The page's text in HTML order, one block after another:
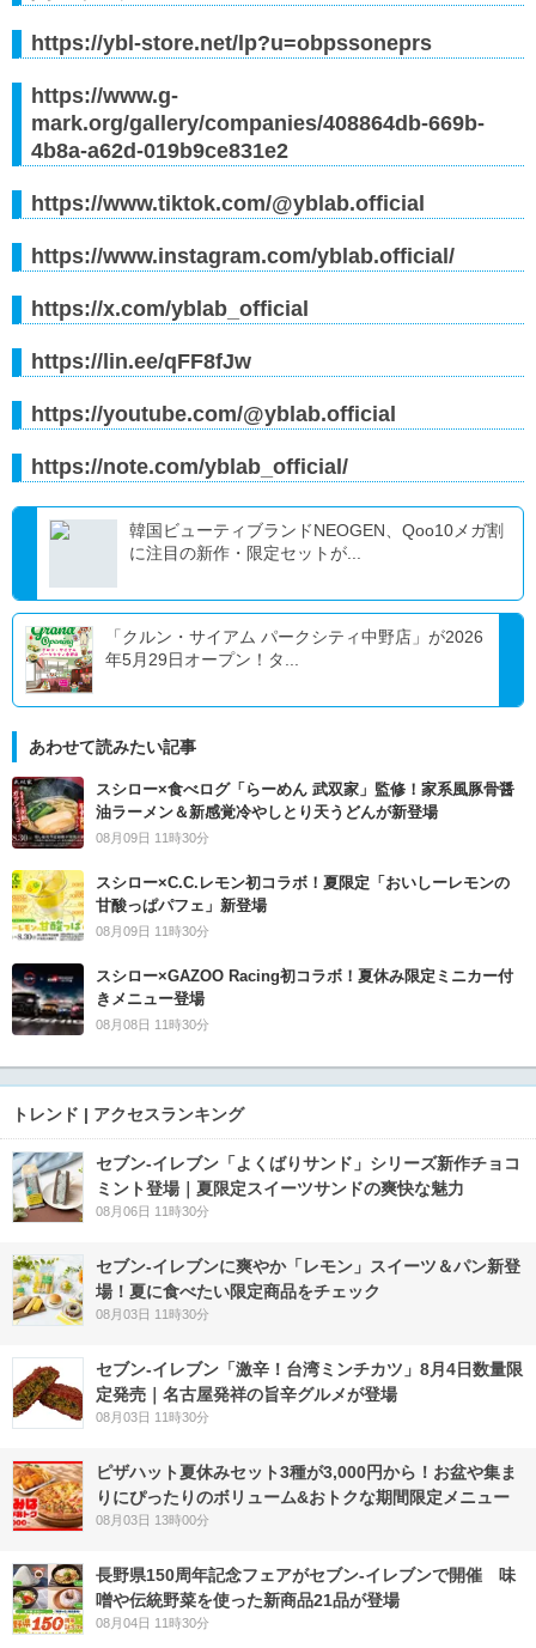
https://ybl-store.net/lp?u=obpssoneprs
https://www.g-
mark.org/gallery/companies/408864db-669b-
4b8a-a62d-019b9ce831e2
https://www.tiktok.com/@yblab.official
https://www.instagram.com/yblab.official/
https://x.com/yblab_official
https://lin.ee/qFF8fJw
https://youtube.com/@yblab.official
https://note.com/yblab_official/
韓国ビューティブランドNEOGEN、Qoo10メガ割
に注目の新作・限定セットが...
「クルン・サイアム パークシティ中野店」が2026
年5月29日オープン！タ...
あわせて読みたい記事
スシロー×食べログ「らーめん 武双家」監修！家系風豚骨醤
油ラーメン＆新感覚冷やしとり天うどんが新登場
08月09日 11時30分
スシロー×C.C.レモン初コラボ！夏限定「おいしーレモンの
甘酸っぱパフェ」新登場
08月09日 11時30分
スシロー×GAZOO Racing初コラボ！夏休み限定ミニカー付
きメニュー登場
08月08日 11時30分
トレンド | アクセスランキング
セブン‐イレブン「よくばりサンド」シリーズ新作チョコ
ミント登場｜夏限定スイーツサンドの爽快な魅力
08月06日 11時30分
セブン‐イレブンに爽やか「レモン」スイーツ＆パン新登
場！夏に食べたい限定商品をチェック
08月03日 11時30分
セブン-イレブン「激辛！台湾ミンチカツ」8月4日数量限
定発売｜名古屋発祥の旨辛グルメが登場
08月03日 11時30分
ピザハット夏休みセット3種が3,000円から！お盆や集ま
りにぴったりのボリューム&おトクな期間限定メニュー
08月03日 13時00分
長野県150周年記念フェアがセブン-イレブンで開催 味
噌や伝統野菜を使った新商品21品が登場
08月04日 11時30分